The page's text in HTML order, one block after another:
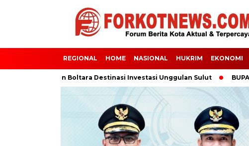
REGIONAL HOME NASIONAL HUKRIM EKONOMI
Jadikan Boltara Destinasi Investasi Unggulan Sulut BUPATI